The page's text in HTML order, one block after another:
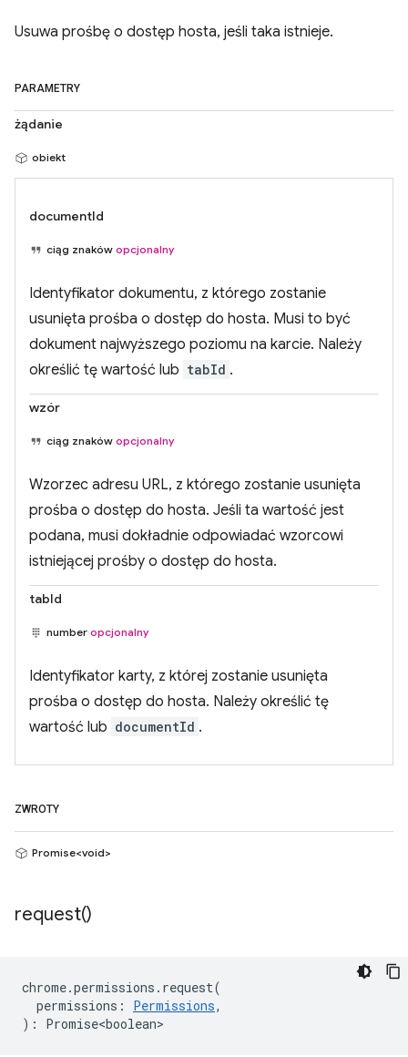
Usuwa prośbę o dostęp hosta, jeśli taka istnieje.
PARAMETRY
żądanie
obiekt
documentId
ciąg znaków opcjonalny
Identyfikator dokumentu, z którego zostanie
usunięta prośba o dostęp do hosta. Musi to być
dokument najwyższego poziomu na karcie. Należy
określić tę wartość lub tabId .
wzór
ciąg znaków opcjonalny
Wzorzec adresu URL, z którego zostanie usunięta
prośba o dostęp do hosta. Jeśli ta wartość jest
podana, musi dokładnie odpowiadać wzorcowi
istniejącej prośby o dostęp do hosta.
tabId
number opcjonalny
Identyfikator karty, z której zostanie usunięta
prośba o dostęp do hosta. Należy określić tę
wartość lub documentId .
ZWROTY
Promise<void>
request()
chrome.permissions . request(
permissions : Permissions,
) : Promise<boolean>